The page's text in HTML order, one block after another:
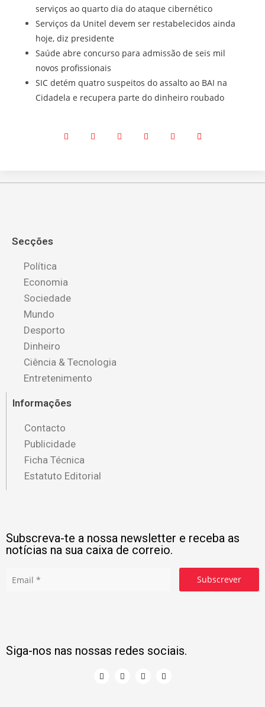
serviços ao quarto dia do ataque cibernético
Serviços da Unitel devem ser restabelecidos ainda
hoje, diz presidente
Saúde abre concurso para admissão de seis mil
novos profissionais
SIC detém quatro suspeitos do assalto ao BAI na
Cidadela e recupera parte do dinheiro roubado
Secções
Política
Economia
Sociedade
Mundo
Desporto
Dinheiro
Ciência & Tecnologia
Entretenimento
Informações
Contacto
Publicidade
Ficha Técnica
Estatuto Editorial
Subscreva-te a nossa newsletter e receba as
notícias na sua caixa de correio.
Subscrever
Siga-nos nas nossas redes sociais.